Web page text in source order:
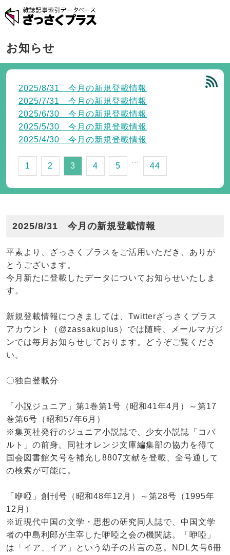
お知らせ
2025/8/31 今月の新規登載情報
2025/7/31 今月の新規登載情報
2025/6/30 今月の新規登載情報
2025/5/30 今月の新規登載情報
2025/4/30 今月の新規登載情報
1 2 3 4 5
...
44
2025/8/31 今月の新規登載情報
平素より、ざっさくプラスをご活用いただき、ありが
とうございます。
今月新たに登載したデータについてお知らせいたしま
す。
新規登載情報につきましては、Twitterざっさくプラス
アカウント（@zassakuplus）では随時、メールマガジ
ンでは毎月お知らせしております。どうぞご覧くださ
い。
〇独自登載分
「小説ジュニア」第1巻第1号（昭和41年4月）～第17
巻第6号（昭和57年6月）
※集英社発行のジュニア小説誌で、少女小説誌「コバ
ルト」の前身。同社オレンジ文庫編集部の協力を得て
国会図書館欠号を補充し8807文献を登載、全号通して
の検索が可能に。
「咿啞」創刊号（昭和48年12月）～第28号（1995年
12月）
※近現代中国の文学・思想の研究同人誌で、中国文学
者の中島利郎が主宰した咿啞之会の機関誌。「咿啞」
は「イア、イア」という幼子の片言の意。NDL欠号6冊